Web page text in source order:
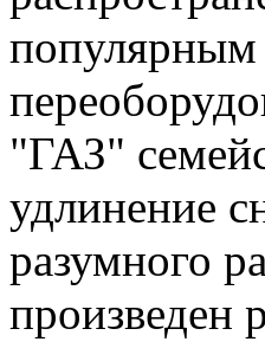
популярным
"ГАЗ"
удлинение
разумного
произведен